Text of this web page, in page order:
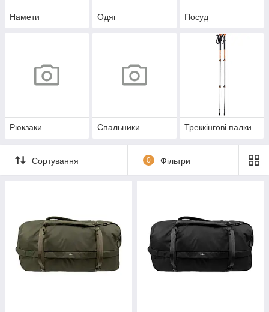
Намети Одяг Посуд
Рюкзаки Спальники Треккінгові палки
Сортування 0 Фільтри